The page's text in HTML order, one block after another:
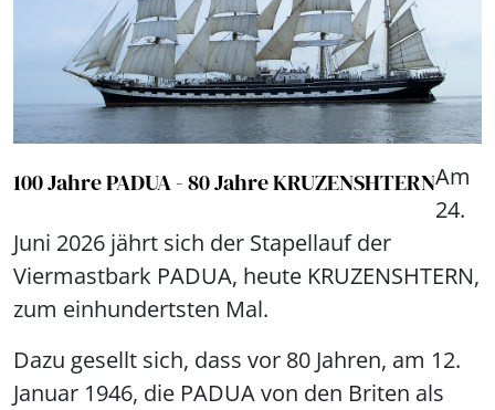
100 Jahre PADUA - 80 Jahre KRUZENSHTERNAm
24.
Juni 2026 jährt sich der Stapellauf der
Viermastbark PADUA, heute KRUZENSHTERN,
zum einhundertsten Mal.
Dazu gesellt sich, dass vor 80 Jahren, am 12.
Januar 1946, die PADUA von den Briten als